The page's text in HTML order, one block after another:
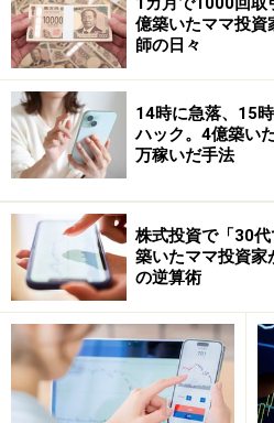
細かいところまで使い
他社サイトの個別銘柄画面で
ニュースなどのページを同時
注文画面を出した後で、改め
るのは難しいものです。GMO
画面は常に画面右隅に固定さ
億築いたママ投資
師の日々
14時に急落、15
ハック。4億築い
万稼いだ手法
株式投資で「30
築いたママ投資家
の逆算術